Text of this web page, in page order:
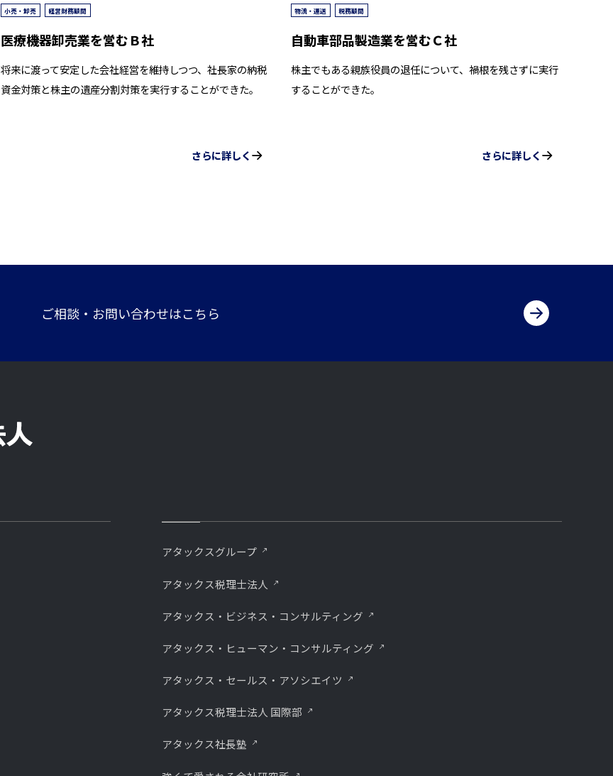
小売・卸売 経営財務顧問
医療機器卸売業を営むＢ社
将来に渡って安定した会社経営を維持しつつ、社長家の納税
資金対策と株主の遺産分割対策を実行することができた。
物流・運送 税務顧問
自動車部品製造業を営むＣ社
株主でもある親族役員の退任について、禍根を残さずに実行
することができた。
ご相談・お問い合わせはこちら
アタックスグループ
アタックス税理士法人
アタックス・ビジネス・コンサルティング
アタックス・ヒューマン・コンサルティング
アタックス・セールス・アソシエイツ
アタックス税理士法人 国際部
アタックス社長塾